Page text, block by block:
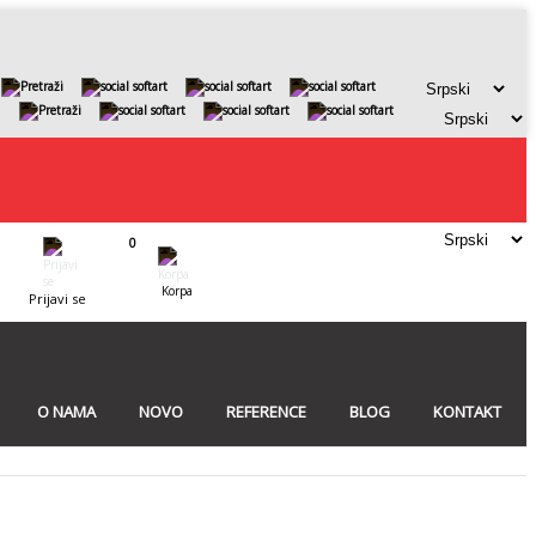
Prijavi se
0
Korpa
O NAMA NOVO REFERENCE BLOG KONTAKT